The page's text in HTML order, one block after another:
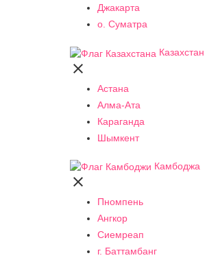
Джакарта
о. Суматра
Казахстан

Астана
Алма-Ата
Караганда
Шымкент
Камбоджа

Пномпень
Ангкор
Сиемреап
г. Баттамбанг